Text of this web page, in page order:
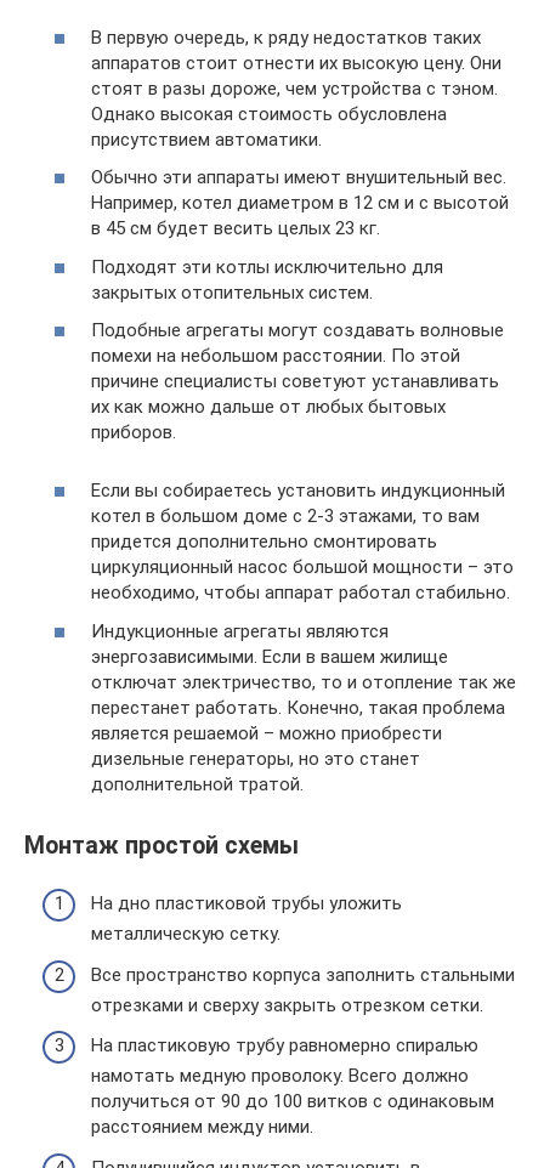
В первую очередь, к ряду недостатков таких
аппаратов стоит отнести их высокую цену. Они
стоят в разы дороже, чем устройства с тэном.
Однако высокая стоимость обусловлена
присутствием автоматики.
Обычно эти аппараты имеют внушительный вес.
Например, котел диаметром в 12 см и с высотой
в 45 см будет весить целых 23 кг.
Подходят эти котлы исключительно для
закрытых отопительных систем.
Подобные агрегаты могут создавать волновые
помехи на небольшом расстоянии. По этой
причине специалисты советуют устанавливать
их как можно дальше от любых бытовых
приборов.
Если вы собираетесь установить индукционный
котел в большом доме с 2-3 этажами, то вам
придется дополнительно смонтировать
циркуляционный насос большой мощности – это
необходимо, чтобы аппарат работал стабильно.
Индукционные агрегаты являются
энергозависимыми. Если в вашем жилище
отключат электричество, то и отопление так же
перестанет работать. Конечно, такая проблема
является решаемой – можно приобрести
дизельные генераторы, но это станет
дополнительной тратой.
Монтаж простой схемы
На дно пластиковой трубы уложить
металлическую сетку.
Все пространство корпуса заполнить стальными
отрезками и сверху закрыть отрезком сетки.
На пластиковую трубу равномерно спиралью
намотать медную проволоку. Всего должно
получиться от 90 до 100 витков с одинаковым
расстоянием между ними.